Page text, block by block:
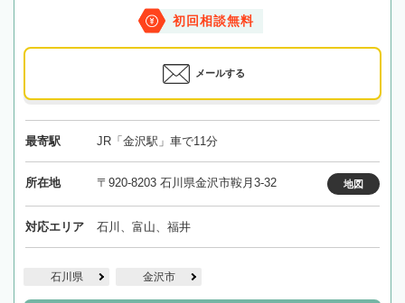
初回相談無料
メールする
最寄駅 JR「金沢駅」車で11分
所在地 〒920-8203 石川県金沢市鞍月3-32 地図
対応エリア 石川、富山、福井
石川県 金沢市